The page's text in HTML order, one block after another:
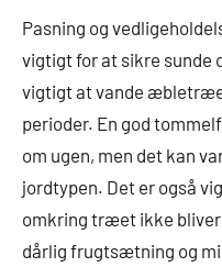
Pasning og
vigtigt for at sikre sunde
vigtigt at vande
perioder. En god
om ugen, men det kan
jordtypen. Det er også
omkring træet ikke
dårlig frugtsætning og